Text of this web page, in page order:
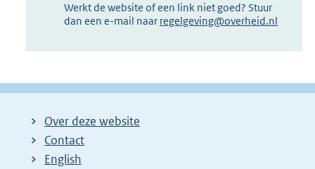
Werkt de website of een link niet goed? Stuur
dan een e-mail naar regelgeving@overheid.nl
Over deze website
Contact
English